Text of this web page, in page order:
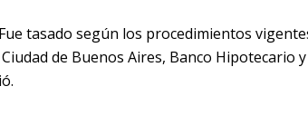
tasado según los procedimientos
de Buenos Aires, Banco Hipotecario